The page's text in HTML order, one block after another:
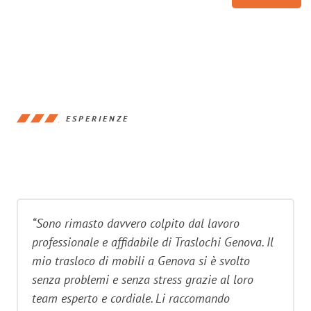
ESPERIENZE
“Sono rimasto davvero colpito dal lavoro
professionale e affidabile di Traslochi Genova. Il
mio trasloco di mobili a Genova si è svolto
senza problemi e senza stress grazie al loro
team esperto e cordiale. Li raccomando